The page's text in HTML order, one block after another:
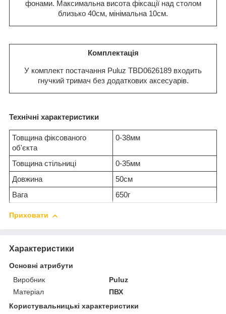
фонами. Максимальна висота фіксації над столом
близько 40см, мінімальна 10см.
Комплектація
У комплект постачання Puluz TBD0626189 входить
гнучкий тримач без додаткових аксесуарів.
Технічні характеристики
Товщина фіксованого
об'єкта
0-38мм
Товщина стільниці
0-35мм
Довжина
50см
Вага
650г
Приховати
Характеристики
Основні атрибути
Виробник
Puluz
Матеріал
ПВХ
Користувальницькі характеристики